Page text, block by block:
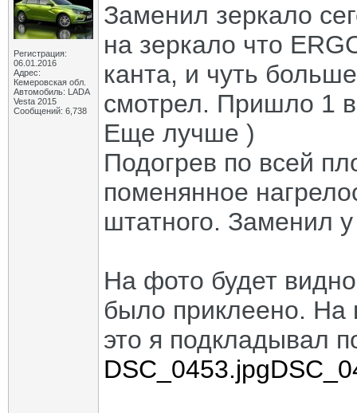
Регистрация:
06.01.2016
Адрес:
Кемеровская обл.
Автомобиль: LADA
Vesta 2015
Сообщений: 6,738
Заменил зеркало
на зеркало что
канта, и чуть
смотрел. Пришло 1
Еще лучше )
Подогрев по всей
поменянное
штатного. Заменил
На фото будет
было приклеено. На
это я подкладывал
DSC_0453.jpg